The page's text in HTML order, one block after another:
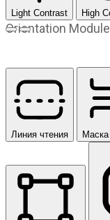
Предыдущий слайд
Следующий слайд
Light Contrast High
Orientation
Линия чтения